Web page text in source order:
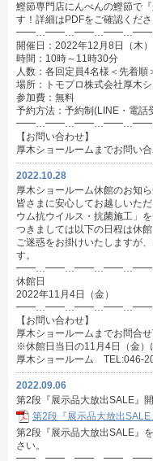
鰹節専門店にんべんの鰹節で
す！詳細はPDFをご確認くださ
開催日：2022年12月8日（木
時間：10時～11時30分
人数：各回定員4名様＜先着順
場所：トモプロ株式会社厚木
参加費：無料
予約方法：予約制(LINE・電話
【お問い合わせ】
厚木ショールームまでお問い合
2022.10.28
厚木ショールーム休館のお知
皆さまに安心してお越しいた
ウム抗ウイルス・抗菌施工」
つきましては以下の日程は休
ご迷惑をお掛けいたしますが
す。
休館日
2022年11月4日（金）
【お問い合わせ】
厚木ショールームまでお問合せ
※休館日当日の11月4日（金）
厚木ショールーム TEL:046-
2022.09.06
第2段『展示品大放出SALE』開
第2段『展示品大放出SALE
第2段『展示品大放出SALE』
さい。